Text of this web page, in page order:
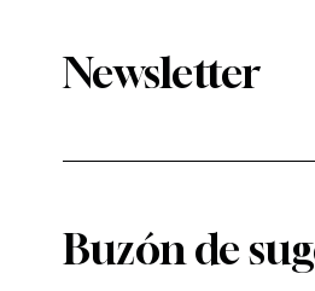
Newsletter
Buzón de